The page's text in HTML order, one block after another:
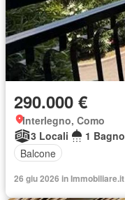
290.000 €
Interlegno, Como
3 Locali
1 Bagno
Balcone
26 giu 2026 in Immobiliare.it